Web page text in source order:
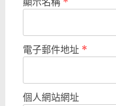
電子郵件地址 *
個人網站網址